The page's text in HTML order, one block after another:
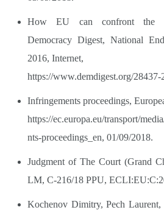
How EU can confront the
Democracy Digest, National
2016, Internet,
https://www.demdigest.org/28437-
Infringements proceedings,
https://ec.europa.eu/transport/
nts-proceedings_en, 01/09/2018.
Judgment of The Court (Grand
LM, C‑216/18 PPU,
Kochenov Dimitry, Pech